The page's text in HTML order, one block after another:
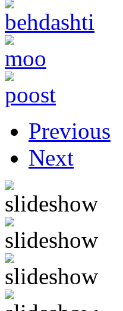
Previous
Next